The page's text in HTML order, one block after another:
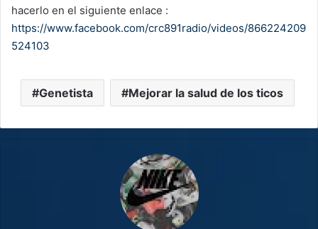
hacerlo en el siguiente enlace :
https://www.facebook.com/crc891radio/videos/866224209
524103
Genetista Mejorar la salud de los ticos